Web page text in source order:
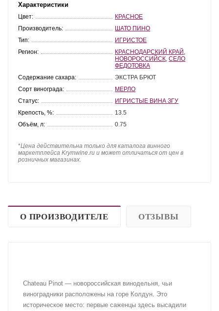
Характеристики
Цвет:
КРАСНОЕ
Производитель:
ШАТО ПИНО
Тип:
ИГРИСТОЕ
Регион:
КРАСНОДАРСКИЙ КРАЙ
НОВОРОССИЙСК ,СЕЛО
ФЕДОТОВКА
Содержание сахара:
ЭКСТРА БРЮТ
Сорт винограда:
МЕРЛО
Статус:
ИГРИСТЫЕ ВИНА ЗГУ
Крепость, %:
13.5
Объём, л:
0.75
*Цена действительна только для каталога винного
маркетплейса Krymwine.ru и может отличаться от цен в
розничных магазинах.
О ПРОИЗВОДИТЕЛЕ ОТЗЫВЫ
Chateau Pinot — новороссийская винодельня, чьи
виноградники расположены на горе Колдун. Это
историческое место: первые саженцы здесь высадили